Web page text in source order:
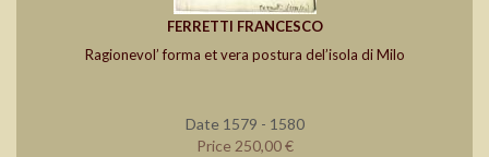
FERRETTI FRANCESCO
Ragionevol’ forma et vera postura del’isola di Milo
Date 1579 - 1580
Price 250,00 €